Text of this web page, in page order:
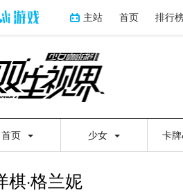
主站 首页 排行
首页 少女 卡
棋·格兰妮